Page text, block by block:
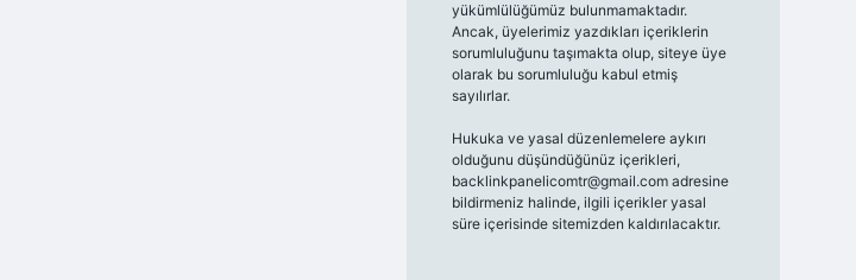
yükümlülüğümüz bulunmamaktadır.
Ancak, üyelerimiz yazdıkları içeriklerin
sorumluluğunu taşımakta olup, siteye üye
olarak bu sorumluluğu kabul etmiş
sayılırlar.
Hukuka ve yasal düzenlemelere aykırı
olduğunu düşündüğünüz içerikleri,
backlinkpanelicomtr@gmail.comadresine
bildirmeniz halinde, ilgili içerikler yasal
süre içerisinde sitemizden kaldırılacaktır.